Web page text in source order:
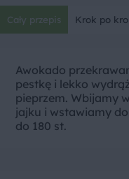
Cały przepis Krok po
Awokado
pestkę i lekko
pieprzem. Wbijamy
jajku i wstawiamy
do 180 st.